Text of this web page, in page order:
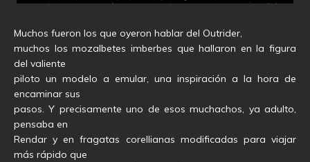
Muchos fueron los que oyeron hablar del Outrider,
muchos los mozalbetes imberbes que hallaron en la figura
del valiente
piloto un modelo a emular, una inspiración a la hora de
encaminar sus
pasos. Y precisamente uno de esos muchachos, ya adulto,
pensaba en
Rendar y en fragatas corellianas modificadas para viajar
más rápido que